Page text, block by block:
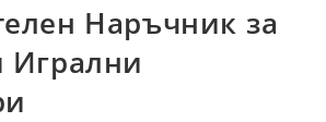
Наръчник за
Игрални